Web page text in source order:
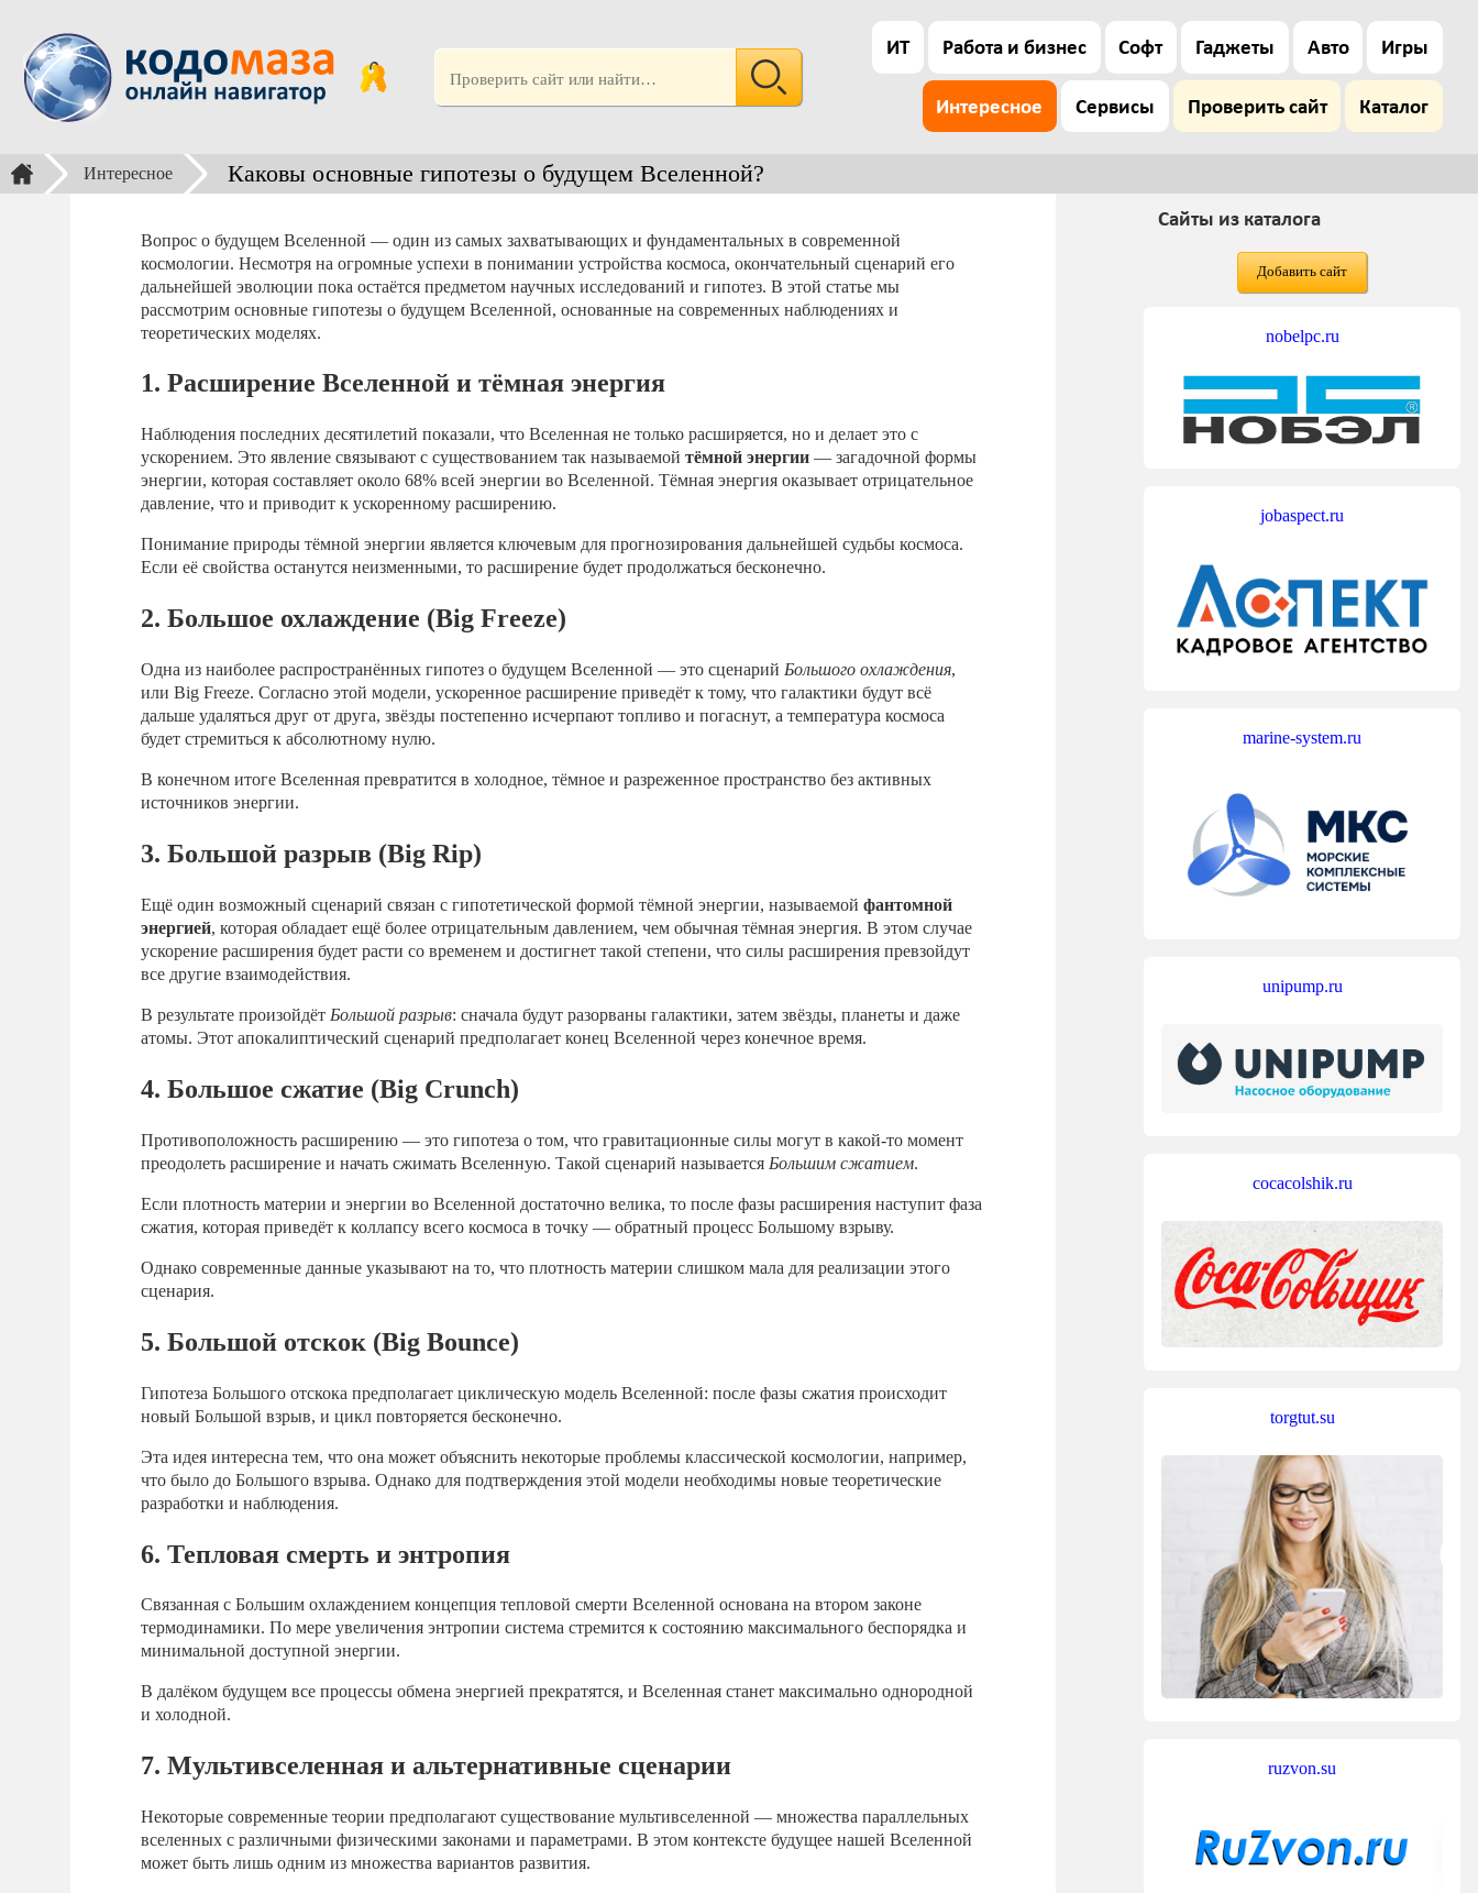
ИТ Работа и бизнес Софт Гаджеты Авто Игры
Интересное Сервисы Проверить сайт Каталог
Интересное Каковы основные гипотезы о будущем Вселенной?
Вопрос о будущем Вселенной — один из самых захватывающих и фундаментальных в современной
космологии. Несмотря на огромные успехи в понимании устройства космоса, окончательный сценарий его
дальнейшей эволюции пока остаётся предметом научных исследований и гипотез. В этой статье мы
рассмотрим основные гипотезы о будущем Вселенной, основанные на современных наблюдениях и
теоретических моделях.
1. Расширение Вселенной и тёмная энергия
Наблюдения последних десятилетий показали, что Вселенная не только расширяется, но и делает это с
ускорением. Это явление связывают с существованием так называемой тёмной энергии — загадочной формы
энергии, которая составляет около 68% всей энергии во Вселенной. Тёмная энергия оказывает отрицательное
давление, что и приводит к ускоренному расширению.
Понимание природы тёмной энергии является ключевым для прогнозирования дальнейшей судьбы космоса.
Если её свойства останутся неизменными, то расширение будет продолжаться бесконечно.
2. Большое охлаждение (Big Freeze)
Одна из наиболее распространённых гипотез о будущем Вселенной — это сценарий Большого охлаждения,
или Big Freeze. Согласно этой модели, ускоренное расширение приведёт к тому, что галактики будут всё
дальше удаляться друг от друга, звёзды постепенно исчерпают топливо и погаснут, а температура космоса
будет стремиться к абсолютному нулю.
В конечном итоге Вселенная превратится в холодное, тёмное и разреженное пространство без активных
источников энергии.
3. Большой разрыв (Big Rip)
Ещё один возможный сценарий связан с гипотетической формой тёмной энергии, называемой фантомной
энергией, которая обладает ещё более отрицательным давлением, чем обычная тёмная энергия. В этом случае
ускорение расширения будет расти со временем и достигнет такой степени, что силы расширения превзойдут
все другие взаимодействия.
В результате произойдёт Большой разрыв: сначала будут разорваны галактики, затем звёзды, планеты и даже
атомы. Этот апокалиптический сценарий предполагает конец Вселенной через конечное время.
4. Большое сжатие (Big Crunch)
Противоположность расширению — это гипотеза о том, что гравитационные силы могут в какой-то момент
преодолеть расширение и начать сжимать Вселенную. Такой сценарий называется Большим сжатием.
Если плотность материи и энергии во Вселенной достаточно велика, то после фазы расширения наступит фаза
сжатия, которая приведёт к коллапсу всего космоса в точку — обратный процесс Большому взрыву.
Однако современные данные указывают на то, что плотность материи слишком мала для реализации этого
сценария.
5. Большой отскок (Big Bounce)
Гипотеза Большого отскока предполагает циклическую модель Вселенной: после фазы сжатия происходит
новый Большой взрыв, и цикл повторяется бесконечно.
Эта идея интересна тем, что она может объяснить некоторые проблемы классической космологии, например,
что было до Большого взрыва. Однако для подтверждения этой модели необходимы новые теоретические
разработки и наблюдения.
6. Тепловая смерть и энтропия
Связанная с Большим охлаждением концепция тепловой смерти Вселенной основана на втором законе
термодинамики. По мере увеличения энтропии система стремится к состоянию максимального беспорядка и
минимальной доступной энергии.
В далёком будущем все процессы обмена энергией прекратятся, и Вселенная станет максимально однородной
и холодной.
7. Мультивселенная и альтернативные сценарии
Некоторые современные теории предполагают существование мультивселенной — множества параллельных
вселенных с различными физическими законами и параметрами. В этом контексте будущее нашей Вселенной
может быть лишь одним из множества вариантов развития.
Сайты из каталога
Добавить сайт
nobelpc.ru
jobaspect.ru
marine-system.ru
unipump.ru
cocacolshik.ru
torgtut.su
ruzvon.su